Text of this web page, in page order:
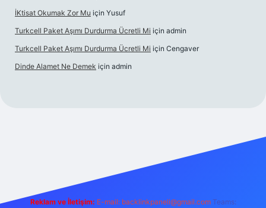
İKtisat Okumak Zor Mu için Yusuf
Turkcell Paket Aşımı Durdurma Ücretli Mi için admin
Turkcell Paket Aşımı Durdurma Ücretli Mi için Cengaver
Dinde Alamet Ne Demek için admin
Reklam ve İletişim: E-mail: backlinkpaneli@gmail.com Teams: